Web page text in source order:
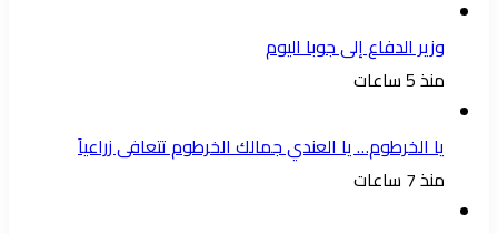
وزير الدفاع إلى جوبا اليوم
منذ 5 ساعات
يا الخرطوم… يا العندي جمالك الخرطوم تتعافى زراعياً
منذ 7 ساعات